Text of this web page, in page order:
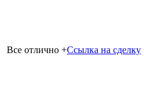
Все отлично +Ссылка на сделку